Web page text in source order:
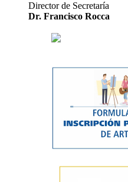
Director de Secretaría
Dr. Francisco Rocca